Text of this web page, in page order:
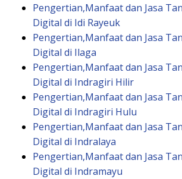
Pengertian,Manfaat dan Jasa
Digital di Idi Rayeuk
Pengertian,Manfaat dan Jasa
Digital di Ilaga
Pengertian,Manfaat dan Jasa
Digital di Indragiri Hilir
Pengertian,Manfaat dan Jasa
Digital di Indragiri Hulu
Pengertian,Manfaat dan Jasa
Digital di Indralaya
Pengertian,Manfaat dan Jasa
Digital di Indramayu